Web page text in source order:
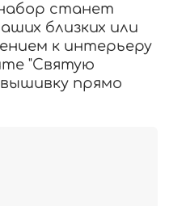
станет
близких или
к интерьеру
"Святую
прямо